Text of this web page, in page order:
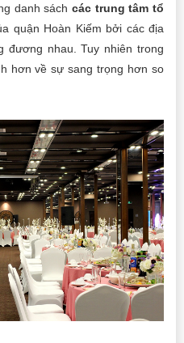
danh sách các trung tâm tổ
quận Hoàn Kiếm bởi các địa
đương nhau. Tuy nhiên trong
hơn về sự sang trọng hơn so